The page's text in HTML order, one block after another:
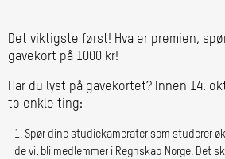
Det viktigste først! Hva er premien,
gavekort på 1000 kr!
Har du lyst på gavekortet? Innen 14.
to enkle ting:
Spør dine studiekamerater som studerer
de vil bli medlemmer i Regnskap Norge. Det